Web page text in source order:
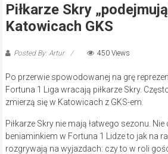
Piłkarze Skry
Katowicach GKS
Posted By: Artur 450 Views
Po przerwie spowodowanej na grę
Fortuna 1 Liga wracają piłkarze Skry.
zmierzą się w Katowicach z GKS-em.
Piłkarze Skry nie mają łatwego sezonu. Nie
beniaminkiem w Fortuna 1 Lidze to jak na
rozgrywają na wyjazdach: czy to w roli